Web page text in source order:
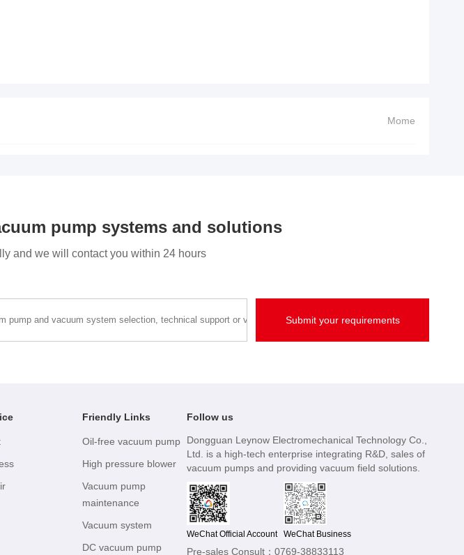
Mome
pump systems and solutions
and we will contact you within 24 hours
Friendly Links
Oil-free vacuum pump
High pressure blower
Vacuum pump
maintenance
Vacuum system
DC vacuum pump
Follow us
Dongguan Leynow Electromechanical Technology Co.,
Ltd. is a high-tech enterprise integrating R&D, sales of
vacuum pumps and providing vacuum field solutions.
WeChat Official Account WeChat Business
Pre-sales Consult：0769-38833113